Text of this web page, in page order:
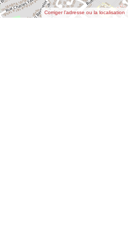
Corriger l’adresse ou la localisation